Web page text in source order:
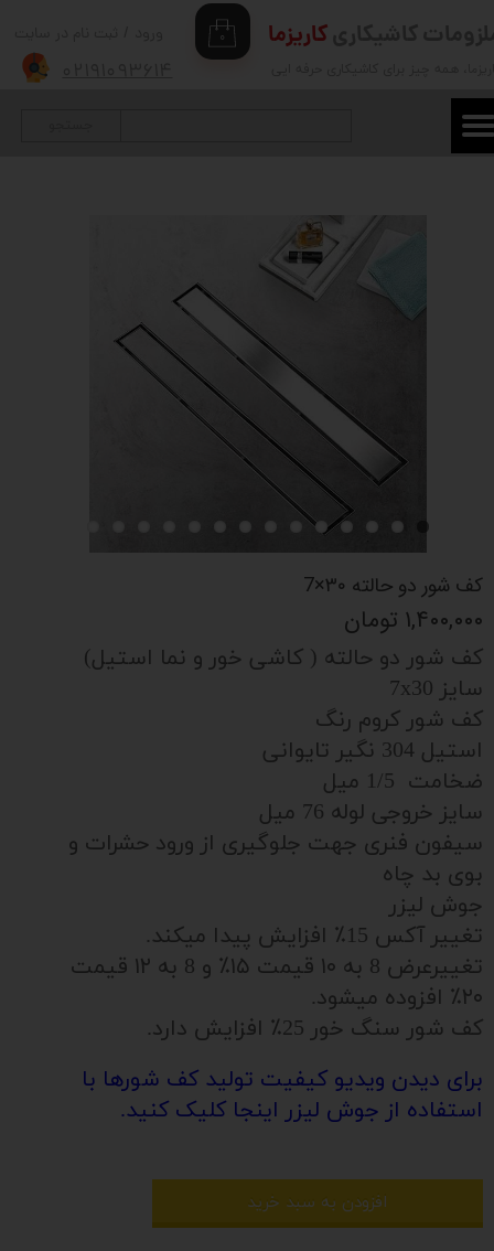
۰
تغییر گذر واژه
سفارشات
کاریزما
کف شور دو حالته ۳۰×7
۱,۴۰۰,۰۰۰ تومان
کف شور دو حالته ( کاشی خور و نما استیل)
سایز 7x30
کف شور کروم رنگ
استیل 304 نگیر تایوانی
ضخامت 1/5 میل
سایز خروجی لوله 76 میل
سیفون فنری جهت جلوگیری از ورود حشرات و
بوی بد چاه
جوش لیزر
تغییر آکس 15٪ افزایش پیدا میکند.
تغییرعرض 8 به ۱۰ قیمت ۱۵٪ و 8 به ۱۲ قیمت
۲۰٪ افزوده میشود.
کف شور سنگ خور 25٪ افزایش دارد.
برای دیدن ویدیو کیفیت تولید کف شورها با
استفاده از جوش لیزر اینجا کلیک کنید.
افزودن به سبد خرید